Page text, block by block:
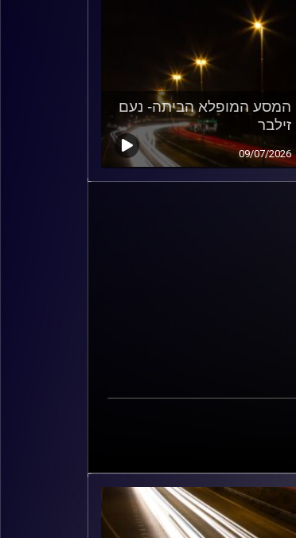
המסע המופלא הביתה- נעם
זילבר
09/07/2026